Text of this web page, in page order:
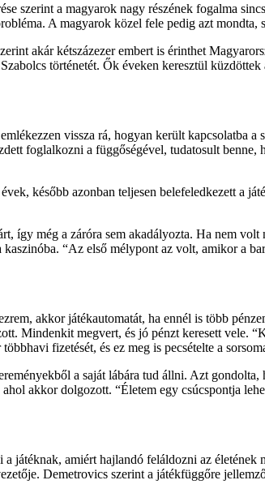
szerint a magyarok nagy részének fogalma
A magyarok közel fele pedig azt mondta,
akár kétszázezer embert is érinthet
történetét. Ők éveken keresztül
vissza rá, hogyan került kapcsolatba
foglalkozni a függőségével, tudatosult
később azonban teljesen belefeledkezett a
így még a záróra sem akadályozta. Ha nem
“Az első mélypont az volt, amikor a
akkor játékautomatát, ha ennél is több
Mindenkit megvert, és jó pénzt keresett vele.
fizetését, és ez meg is pecsételte a
a saját lábára tud állni. Azt
akkor dolgozott. “Életem egy csúcspontja
játéknak, amiért hajlandó feláldozni az
Demetrovics szerint a játékfüggőre